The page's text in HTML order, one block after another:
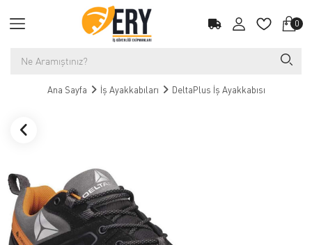
0
Ana Sayfa İş Ayakkabıları DeltaPlus İş Ayakkabısı